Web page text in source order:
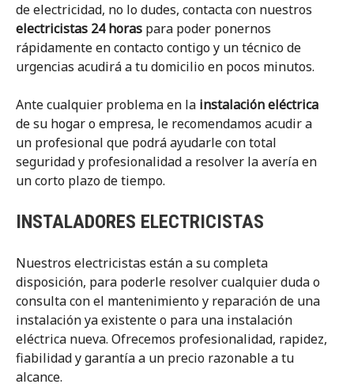
de electricidad, no lo dudes, contacta con nuestros
electricistas 24 horas para poder ponernos
rápidamente en contacto contigo y un técnico de
urgencias acudirá a tu domicilio en pocos minutos.
Ante cualquier problema en la instalación eléctrica
de su hogar o empresa, le recomendamos acudir a
un profesional que podrá ayudarle con total
seguridad y profesionalidad a resolver la avería en
un corto plazo de tiempo.
INSTALADORES ELECTRICISTAS
Nuestros electricistas están a su completa
disposición, para poderle resolver cualquier duda o
consulta con el mantenimiento y reparación de una
instalación ya existente o para una instalación
eléctrica nueva. Ofrecemos profesionalidad, rapidez,
fiabilidad y garantía a un precio razonable a tu
alcance.